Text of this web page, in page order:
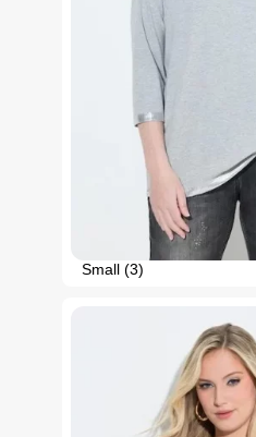
Small (3)